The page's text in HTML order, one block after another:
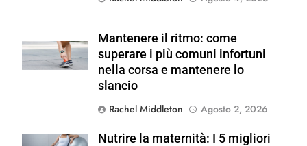
Shutterstock
Mantenere il ritmo: come
superare i più comuni infortuni
nella corsa e mantenere lo
slancio
Rachel Middleton
Agosto 2, 2026
Shutterstock
Nutrire la maternità: I 5 migliori